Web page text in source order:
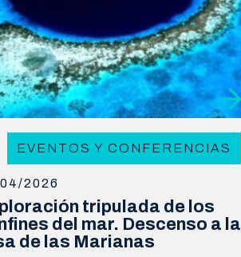
EVENTOS Y CONFERENCIAS
2026
tripulada de los
del mar. Descenso a la
de las Marianas